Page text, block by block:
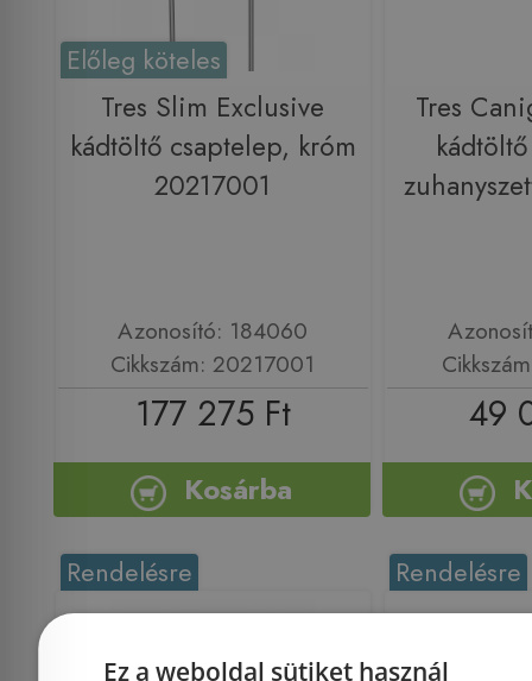
Előleg köteles
Tres Slim Exclusive
kádtöltő csaptelep, króm
20217001
Azonosító: 184060
Cikkszám: 20217001
177 275 Ft
Kosárba
Tres
49
Rendelésre Rendelésre
Ez a weboldal sütiket használ